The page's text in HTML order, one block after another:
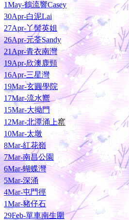
1May-鶴流響Casey
30Apr-白泥Lai
27Apr-丫髻英姐
26Apr-元荃Sandy
21Apr-青衣南灣
19Apr-欣澳鹿頸
16Apr-三星灣
19Mar-玄圓學院
17Mar-流水嚮
15Mar-大拗門
12Mar-北潭涌上窰
10Mar-太墩
8Mar-紅花嶺
7Mar-南昌公園
6Mar-蝴蝶灣
5Mar-深涌
4Mar-屯門徑
1Mar-豬仔石
29Feb-單車南生圍